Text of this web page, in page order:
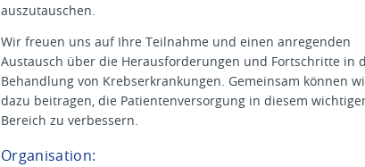
auszutauschen.
Wir freuen uns auf Ihre Teilnahme und einen anregenden
Austausch über die Herausforderungen und Fortschritte in
Behandlung von Krebserkrankungen. Gemeinsam können
dazu beitragen, die Patientenversorgung in diesem
Bereich zu verbessern.
Organisation: